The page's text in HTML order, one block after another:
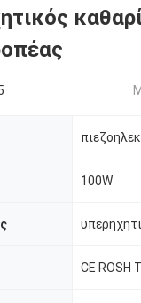
100W
CE ROSH